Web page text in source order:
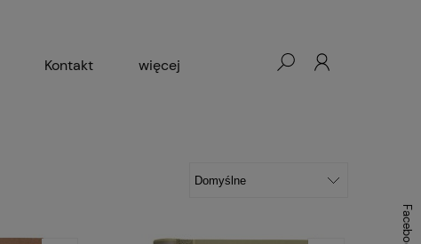
Kontakt więcej
Facebook